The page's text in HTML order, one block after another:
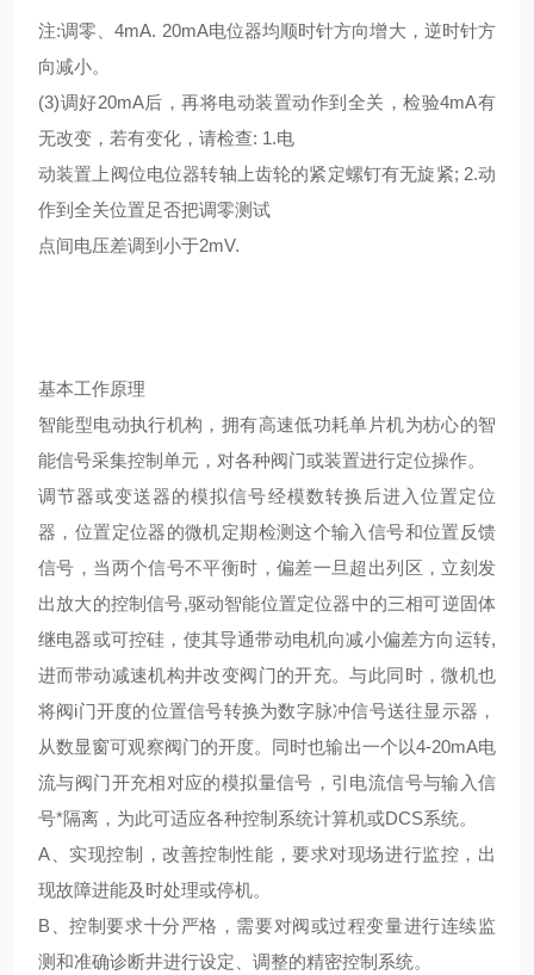
注:调零、4mA. 20mA电位器均顺时针方向增大，逆时针方
向减小。
(3)调好20mA后，再将电动装置动作到全关，检验4mA有
无改变，若有变化，请检查: 1.电
动装置上阀位电位器转轴上齿轮的紧定螺钉有无旋紧; 2.动
作到全关位置足否把调零测试
点间电压差调到小于2mV.
基本工作原理
智能型电动执行机构，拥有高速低功耗单片机为枋心的智
能信号采集控制单元，对各种阀门或装置进行定位操作。
调节器或变送器的模拟信号经模数转换后进入位置定位
器，位置定位器的微机定期检测这个输入信号和位置反馈
信号，当两个信号不平衡时，偏差一旦超出列区，立刻发
出放大的控制信号,驱动智能位置定位器中的三相可逆固体
继电器或可控硅，使其导通带动电机向减小偏差方向运转,
进而带动减速机构井改变阀门的开充。与此同时，微机也
将阀i门开度的位置信号转换为数字脉冲信号送往显示器，
从数显窗可观察阀门的开度。同时也输出一个以4-20mA电
流与阀门开充相对应的模拟量信号，引电流信号与输入信
号*隔离，为此可适应各种控制系统计算机或DCS系统。
A、实现控制，改善控制性能，要求对现场进行监控，出
现故障进能及时处理或停机。
B、控制要求十分严格，需要对阀或过程变量进行连续监
测和准确诊断井进行设定、调整的精密控制系统。